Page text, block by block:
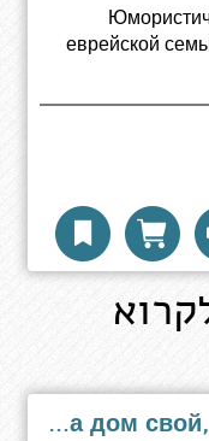
еврейской
הבט בביתך, הלך!, Взгляни на дом свой, путник!